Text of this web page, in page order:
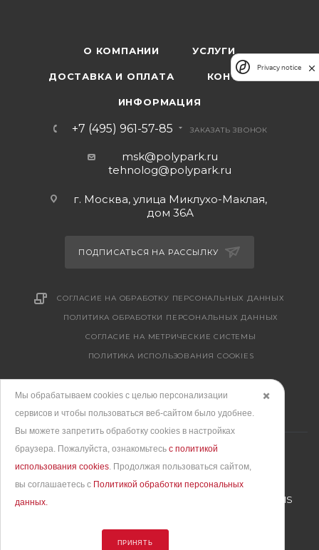
О КОМПАНИИ УСЛУГИ
ДОСТАВКА И ОПЛАТА КОНТАКТЫ
ИНФОРМАЦИЯ
+7 (495) 961-57-85 ЗАКАЗАТЬ ЗВОНОК
msk@polypark.ru
tehnolog@polypark.ru
г. Москва, улица Миклухо-Маклая,
дом 36А
ПОДПИСАТЬСЯ НА РАССЫЛКУ
СОГЛАСИЕ НА ОБРАБОТКУ ПЕРСОНАЛЬНЫХ ДАННЫХ
ПОЛИТИКА ОБРАБОТКИ ПЕРСОНАЛЬНЫХ ДАННЫХ
CОГЛАСИЕ НА МЕТРИЧЕСКИЕ СИСТЕМЫ
ПОЛИТИКА ИСПОЛЬЗОВАНИЯ COOKIES
– интернет-агентство BREVIS
✖️
Мы обрабатываем cookies с целью персонализации
сервисов и чтобы пользоваться веб-сайтом было удобнее.
Вы можете запретить обработку сookies в настройках
браузера. Пожалуйста, ознакомьтесь с политикой
использования cookies. Продолжая пользоваться сайтом,
вы соглашаетесь с Политикой обработки персональных
данных.
ПРИНЯТЬ
Privacy notice